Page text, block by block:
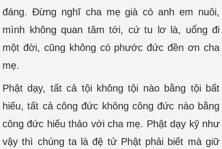
đáng. Đừng nghĩ cha mẹ già có anh em nuôi,
mình không quan tâm tới, cứ tu lơ là, uổng đi
một đời, cũng không có phước đức đền ơn cha
mẹ.
Phật dạy, tất cả tội không tội nào bằng tội bất
hiếu, tất cả công đức không công đức nào bằng
công đức hiếu thảo với cha mẹ. Phật dạy kỹ như
vậy thì chúng ta là đệ tử Phật phải biết mà giữ